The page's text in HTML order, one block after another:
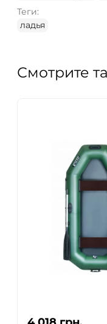
Теги:
ладья
Смотрите